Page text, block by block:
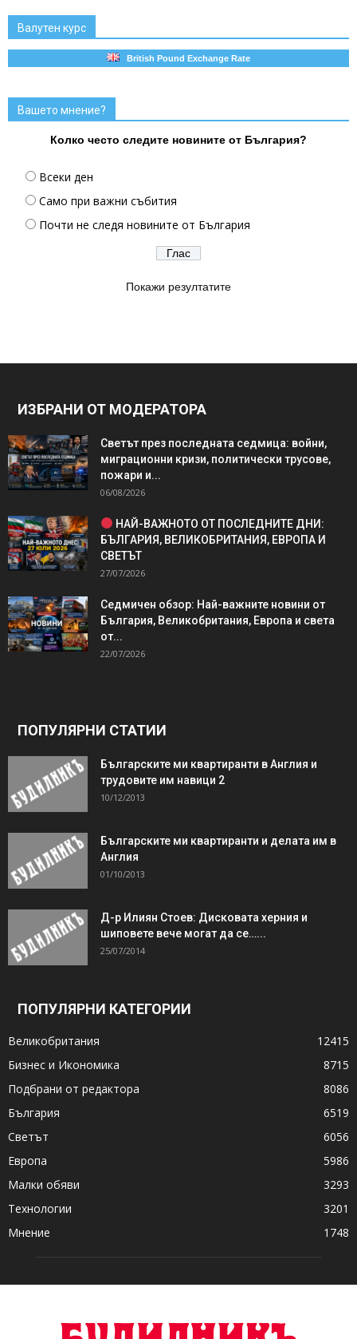
Валутен курс
British Pound Exchange Rate
Вашето мнение?
Колко често следите новините от България?
Всеки ден
Само при важни събития
Почти не следя новините от България
Покажи резултатите
ИЗБРАНИ ОТ МОДЕРАТОРА
Светът през последната седмица: войни,
миграционни кризи, политически трусове,
пожари и...
06/08/2026
НАЙ-ВАЖНОТО ОТ ПОСЛЕДНИТЕ ДНИ:
БЪЛГАРИЯ, ВЕЛИКОБРИТАНИЯ, ЕВРОПА И
СВЕТЪТ
27/07/2026
Седмичен обзор: Най-важните новини от
България, Великобритания, Европа и света
от...
22/07/2026
ПОПУЛЯРНИ СТАТИИ
Българските ми квартиранти в Англия и
трудовите им навици 2
10/12/2013
Българските ми квартиранти и делата им в
Англия
01/10/2013
Д-р Илиян Стоев: Дисковата херния и
шиповете вече могат да се…...
25/07/2014
ПОПУЛЯРНИ КАТЕГОРИИ
Великобритания
12415
Бизнес и Икономика
8715
Подбрани от редактора
8086
България
6519
Светът
6056
Европа
5986
Малки обяви
3293
Технологии
3201
Мнение
1748